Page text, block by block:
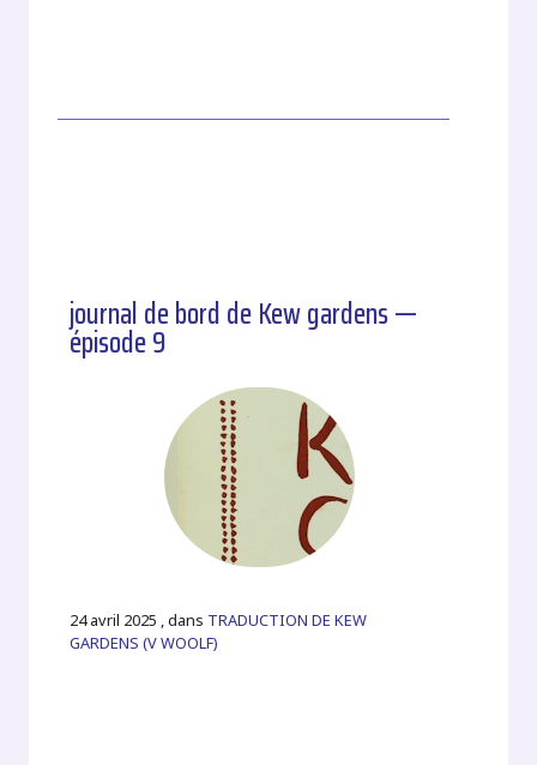
journal de bord de Kew gardens —
épisode 9
24 avril 2025 , dans TRADUCTION DE KEW
GARDENS (V WOOLF)